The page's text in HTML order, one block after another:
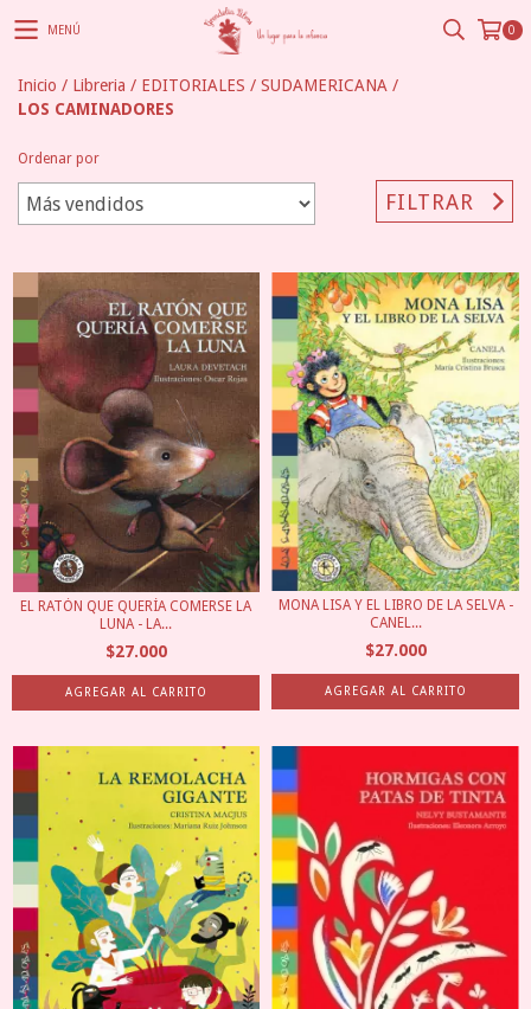
MENÚ 0
Inicio / Libreria / EDITORIALES / SUDAMERICANA /
LOS CAMINADORES
Ordenar por
FILTRAR
EL RATÓN QUE QUERÍA COMERSE LA
LUNA - LA...
$27.000
MONA LISA Y EL LIBRO DE LA SELVA -
CANEL...
$27.000